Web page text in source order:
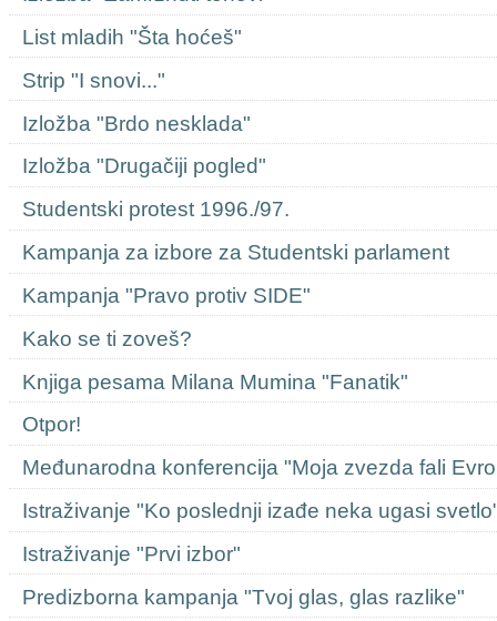
List mladih "Šta hoćeš"
Strip "I snovi..."
Izložba "Brdo nesklada"
Izložba "Drugačiji pogled"
Studentski protest 1996./97.
Kampanja za izbore za Studentski parlament
Kampanja "Pravo protiv SIDE"
Kako se ti zoveš?
Knjiga pesama Milana Mumina "Fanatik"
Otpor!
Međunarodna konferencija "Moja zvezda fali
Istraživanje "Ko poslednji izađe neka ugasi
Istraživanje "Prvi izbor"
Predizborna kampanja "Tvoj glas, glas razlike"